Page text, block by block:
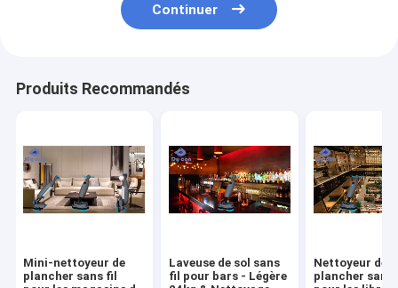
Continuer
Produits Recommandés
Mini-nettoyeur de
plancher sans fil
Laveuse de sol sans
fil pour bars - Légère
Nettoyeur de
plancher sans